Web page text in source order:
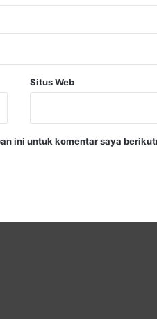
Situs Web
ini untuk komentar saya